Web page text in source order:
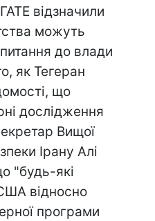
відзначили
можуть
до влади
як Тегеран
що
дослідження
Вищої
Ірану Алі
"будь-які
відносно
програми